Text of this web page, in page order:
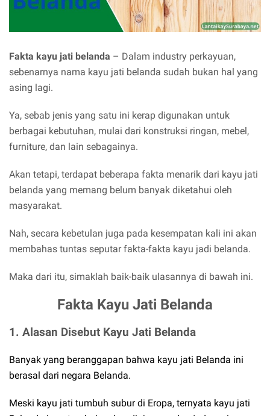
Fakta kayu jati belanda – Dalam industry perkayuan,
sebenarnya nama kayu jati belanda sudah bukan hal yang
asing lagi.
Ya, sebab jenis yang satu ini kerap digunakan untuk
berbagai kebutuhan, mulai dari konstruksi ringan, mebel,
furniture, dan lain sebagainya.
Akan tetapi, terdapat beberapa fakta menarik dari kayu jati
belanda yang memang belum banyak diketahui oleh
masyarakat.
Nah, secara kebetulan juga pada kesempatan kali ini akan
membahas tuntas seputar fakta-fakta kayu jadi belanda.
Maka dari itu, simaklah baik-baik ulasannya di bawah ini.
Fakta Kayu Jati Belanda
1. Alasan Disebut Kayu Jati Belanda
Banyak yang beranggapan bahwa kayu jati Belanda ini
berasal dari negara Belanda.
Meski kayu jati tumbuh subur di Eropa, ternyata kayu jati